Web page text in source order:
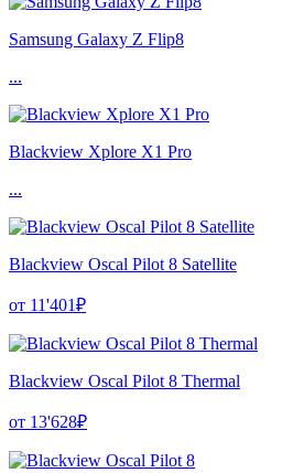
Samsung Galaxy Z Flip8
...
Blackview Xplore X1 Pro
...
Blackview Oscal Pilot 8 Satellite
от 11'401₽
Blackview Oscal Pilot 8 Thermal
от 13'628₽